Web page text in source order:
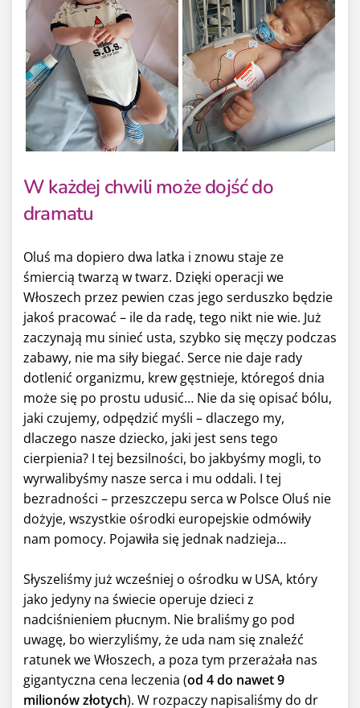
W każdej chwili może dojść do
dramatu
Oluś ma dopiero dwa latka i znowu staje ze
śmiercią twarzą w twarz. Dzięki operacji we
Włoszech przez pewien czas jego serduszko będzie
jakoś pracować – ile da radę, tego nikt nie wie. Już
zaczynają mu sinieć usta, szybko się męczy podczas
zabawy, nie ma siły biegać. Serce nie daje rady
dotlenić organizmu, krew gęstnieje, któregoś dnia
może się po prostu udusić… Nie da się opisać bólu,
jaki czujemy, odpędzić myśli – dlaczego my,
dlaczego nasze dziecko, jaki jest sens tego
cierpienia? I tej bezsilności, bo jakbyśmy mogli, to
wyrwalibyśmy nasze serca i mu oddali. I tej
bezradności – przeszczepu serca w Polsce Oluś nie
dożyje, wszystkie ośrodki europejskie odmówiły
nam pomocy. Pojawiła się jednak nadzieja…
Słyszeliśmy już wcześniej o ośrodku w USA, który
jako jedyny na świecie operuje dzieci z
nadciśnieniem płucnym. Nie braliśmy go pod
uwagę, bo wierzyliśmy, że uda nam się znaleźć
ratunek we Włoszech, a poza tym przerażała nas
gigantyczna cena leczenia (od 4 do nawet 9
milionów złotych). W rozpaczy napisaliśmy do dr